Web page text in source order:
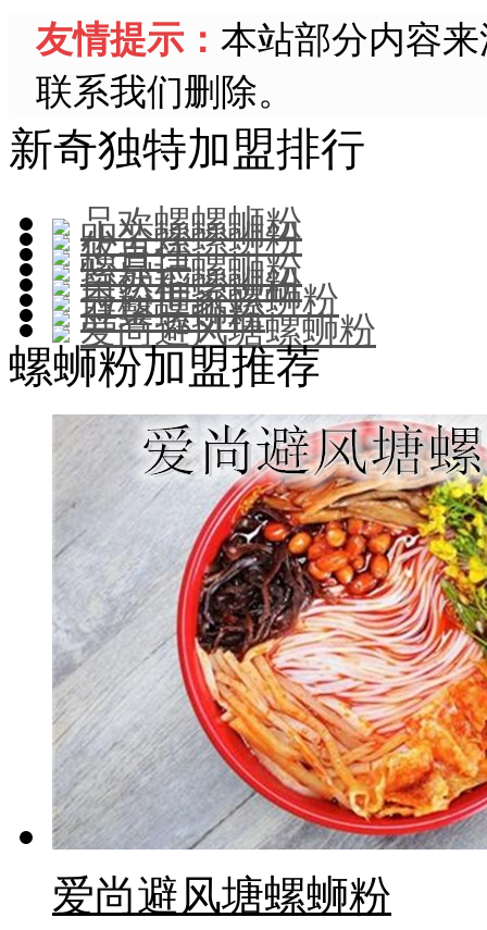
友情提示： 本站部分内容
联系我们删除。
新奇独特加盟排行
品欢螺螺蛳粉
小蛮螺螺蛳粉
悠百佳
螺鼎记螺蛳粉
自然稻螺蛳粉
秀粉世家螺蛳粉
胖馨螺蛳粉
爱尚避风塘螺蛳粉
螺蛳粉加盟推荐
爱尚避风塘螺蛳粉